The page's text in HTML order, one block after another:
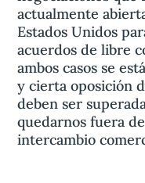
actualmente
Estados Unidos
acuerdos de libre
ambos casos se
y cierta oposición
deben ser
quedarnos fuera
intercambio